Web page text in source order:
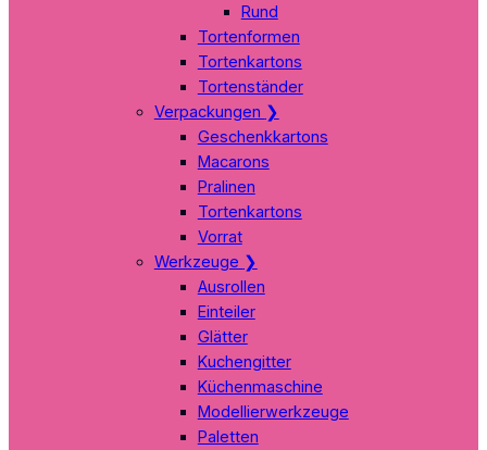
Rund
Tortenformen
Tortenkartons
Tortenständer
Verpackungen ❯
Geschenkkartons
Macarons
Pralinen
Tortenkartons
Vorrat
Werkzeuge ❯
Ausrollen
Einteiler
Glätter
Kuchengitter
Küchenmaschine
Modellierwerkzeuge
Paletten